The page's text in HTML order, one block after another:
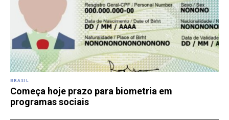
BRASIL
Começa hoje prazo para biometria em
programas sociais